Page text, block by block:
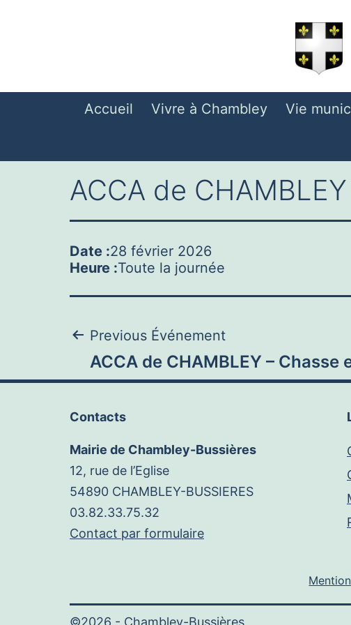
Accueil Vivre à Chambley Vie
ACCA de
Date :28 février 2026
Heure :Toute la journée
Navigation
de
l’article
Previous Événement
ACCA de CHAMBLEY – Chasse
Contacts
Mairie de Chambley-Bussières
12, rue de l’Eglise
54890 CHAMBLEY-BUSSIERES
03.82.33.75.32
Contact par formulaire
©2026 - Chambley-Bussières